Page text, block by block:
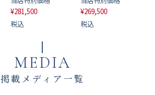
¥281,500
税込
¥269,500
税込
MEDIA
掲載メディア一覧